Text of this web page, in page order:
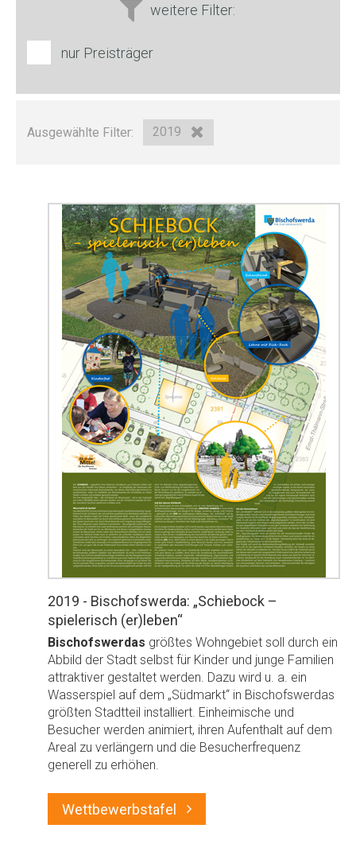
weitere Filter:
nur Preisträger
Ausgewählte Filter: 2019
2019 - Bischofswerda: „Schiebock –
spielerisch (er)leben“
Bischofswerdas größtes Wohngebiet soll durch ein
Abbild der Stadt selbst für Kinder und junge Familien
attraktiver gestaltet werden. Dazu wird u. a. ein
Wasserspiel auf dem „Südmarkt“ in Bischofswerdas
größten Stadtteil installiert. Einheimische und
Besucher werden animiert, ihren Aufenthalt auf dem
Areal zu verlängern und die Besucherfrequenz
generell zu erhöhen.
Wettbewerbstafel